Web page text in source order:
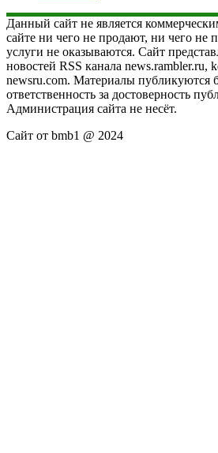
Данный сайт не является
сайте ни чего не продают, ни чего не
услуги не оказываются. Сайт
новостей RSS канала news.rambler.ru,
newsru.com. Материалы публикуются
ответственность за достоверность
Администрация сайта не несёт.
Сайт от bmb1 @ 2024